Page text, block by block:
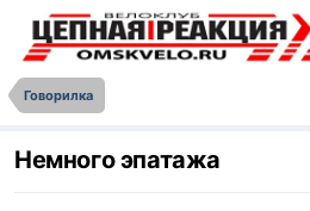
Говорилка
Немного эпатажа